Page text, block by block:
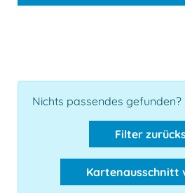
Nichts passendes gefunden?
Filter
Kartenausschnitt